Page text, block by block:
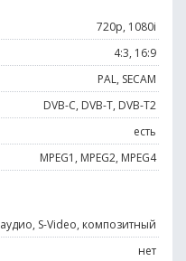
720p, 1080i
4:3, 16:9
PAL, SECAM
DVB-C, DVB-T, DVB-T2
есть
MPEG1, MPEG2, MPEG4
аудио, S-Video, композитный
нет